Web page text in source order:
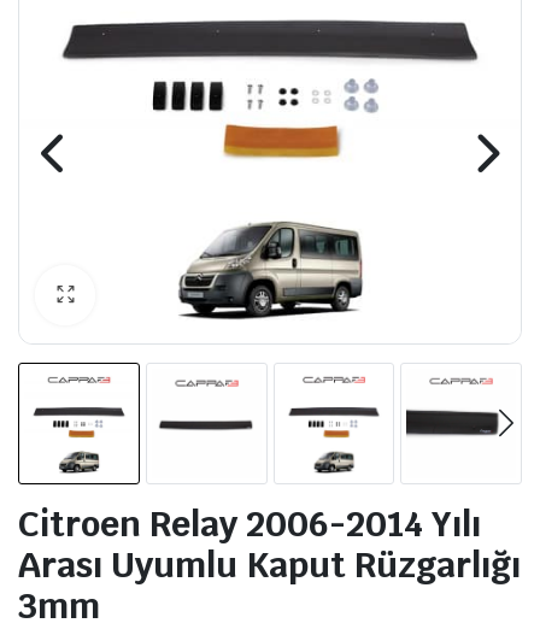
Citroen Relay 2006-2014 Yılı
Arası Uyumlu Kaput Rüzgarlığı
3mm